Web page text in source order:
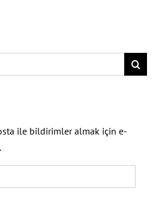
ile bildirimler almak için e-